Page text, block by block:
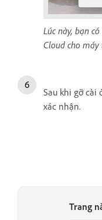
Lúc này, bạn
Cloud cho máy
Sau khi gỡ cài
xác nhận.
Trang